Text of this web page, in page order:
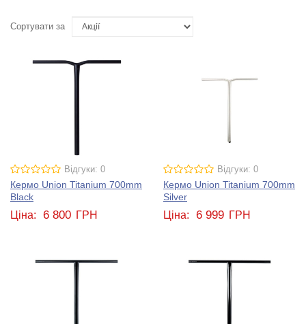
Сортувати за
Відгуки: 0
Кермо Union Titanium 700mm
Black
Ціна: 6 800 ГРН
Відгуки: 0
Кермо Union Titanium 700mm
Silver
Ціна: 6 999 ГРН